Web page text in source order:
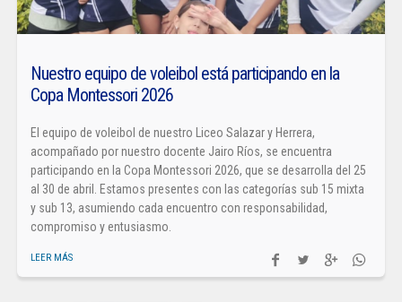
Nuestro equipo de voleibol está participando en la
Copa Montessori 2026
El equipo de voleibol de nuestro Liceo Salazar y Herrera,
acompañado por nuestro docente Jairo Ríos, se encuentra
participando en la Copa Montessori 2026, que se desarrolla del 25
al 30 de abril. Estamos presentes con las categorías sub 15 mixta
y sub 13, asumiendo cada encuentro con responsabilidad,
compromiso y entusiasmo.
LEER MÁS